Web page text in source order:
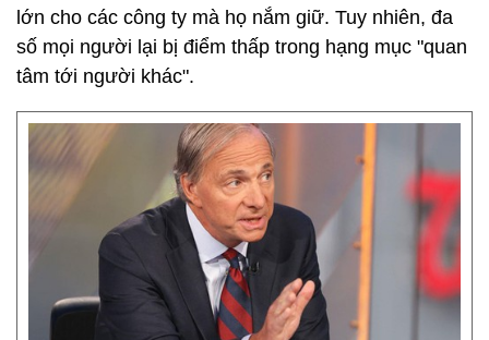
lớn cho các công ty mà họ nắm giữ. Tuy nhiên, đa
số mọi người lại bị điểm thấp trong hạng mục "quan
tâm tới người khác".